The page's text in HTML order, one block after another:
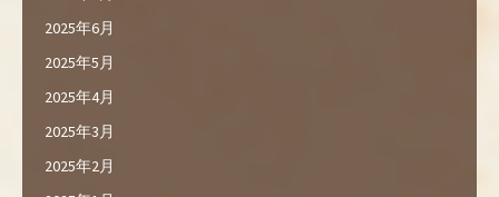
2025年6月
2025年5月
2025年4月
2025年3月
2025年2月